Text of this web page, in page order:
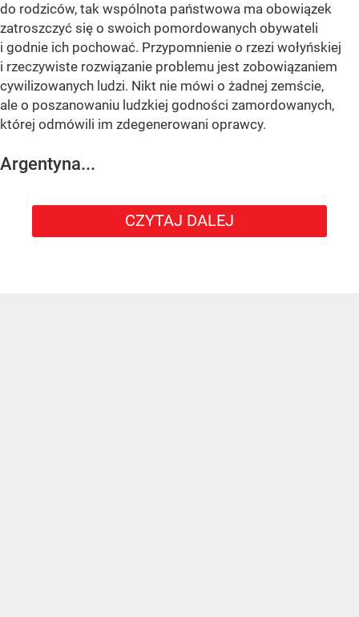
do rodziców, tak wspólnota państwowa ma obowiązek
zatroszczyć się o swoich pomordowanych obywateli
i godnie ich pochować. Przypomnienie o rzezi wołyńskiej
i rzeczywiste rozwiązanie problemu jest zobowiązaniem
cywilizowanych ludzi. Nikt nie mówi o żadnej zemście,
ale o poszanowaniu ludzkiej godności zamordowanych,
której odmówili im zdegenerowani oprawcy.
Argentyna...
CZYTAJ DALEJ